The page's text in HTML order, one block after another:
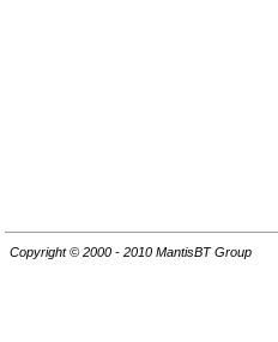
Copyright © 2000 - 2010 MantisBT Group